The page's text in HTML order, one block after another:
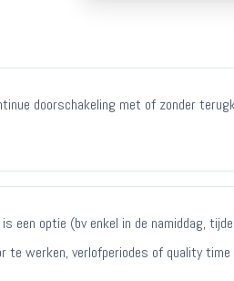
doorschakeling met of zonder
een optie (bv enkel in de namiddag,
te werken, verlofperiodes of quality